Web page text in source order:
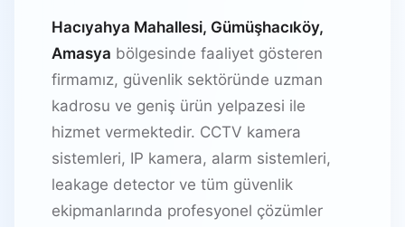
Hacıyahya Mahallesi, Gümüşhacıköy,
Amasya bölgesinde faaliyet gösteren
firmamız, güvenlik sektöründe uzman
kadrosu ve geniş ürün yelpazesi ile
hizmet vermektedir. CCTV kamera
sistemleri, IP kamera, alarm sistemleri,
leakage detector ve tüm güvenlik
ekipmanlarında profesyonel çözümler